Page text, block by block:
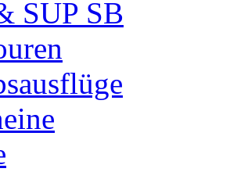
SUP SB